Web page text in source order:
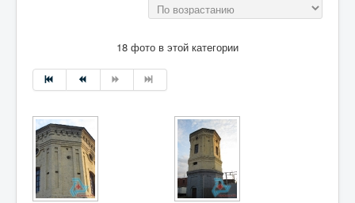
18 фото в этой категории